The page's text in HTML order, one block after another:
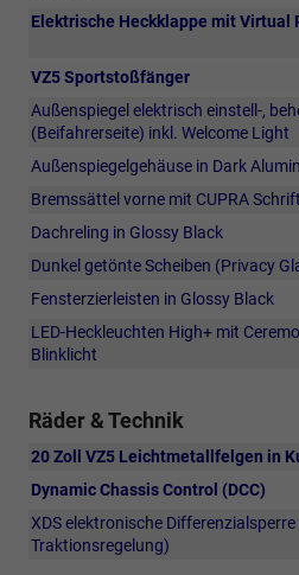
Elektrische Heckklappe mit Virtual
VZ5 Sportstoßfänger
Außenspiegel elektrisch einstell-,
(Beifahrerseite) inkl. Welcome Light
Außenspiegelgehäuse in Dark
Bremssättel vorne mit CUPRA
Dachreling in Glossy Black
Dunkel getönte Scheiben (Privacy
Fensterzierleisten in Glossy Black
LED-Heckleuchten High+ mit
Blinklicht
Räder & Technik
20 Zoll VZ5 Leichtmetallfelgen in
Dynamic Chassis Control (DCC)
XDS elektronische
Traktionsregelung)